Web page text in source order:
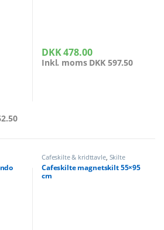
DKK478.00
Inkl. moms DKK 597.50
Cafeskilte & kridttavle, Skilte
Cafeskilte magnetskilt 55×95
cm